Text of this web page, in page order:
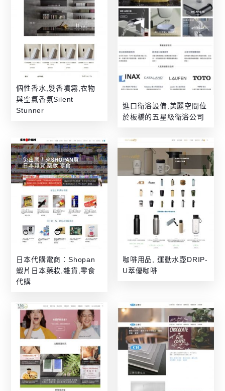
個性香水,髮香噴霧,衣物
與空氣香氛Silent
Stunner
進口衛浴設備,美麗空間位
於板橋的五星級衛浴公司
日本代購電商：Shopan
蝦片日本藥妝,雜貨,零食
代購
咖啡用品, 運動水壺DRIP-
U萃優咖啡